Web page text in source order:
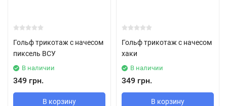
Гольф трикотаж с начесом
пиксель ВСУ
В наличии
349 грн.
В корзину
Гольф трикотаж с начесом
хаки
В наличии
349 грн.
В корзину